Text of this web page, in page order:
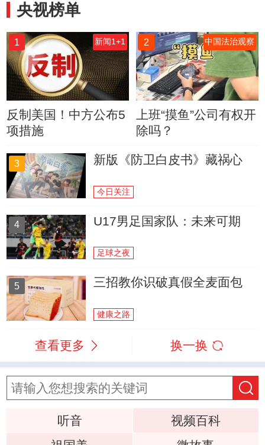
央视榜单
1 新闻1+1
反制美国！中方公布5
项措施
2 中国法治观察
上班“摸鱼”公司有权开
除吗？
3 新版《防卫白皮书》藏祸心
今日关注
4 U17男足国家队：未来可期
足球之夜
5 三招教你识破真假全麦面包
健康之路
查看更多 换一换
听音
视频百科